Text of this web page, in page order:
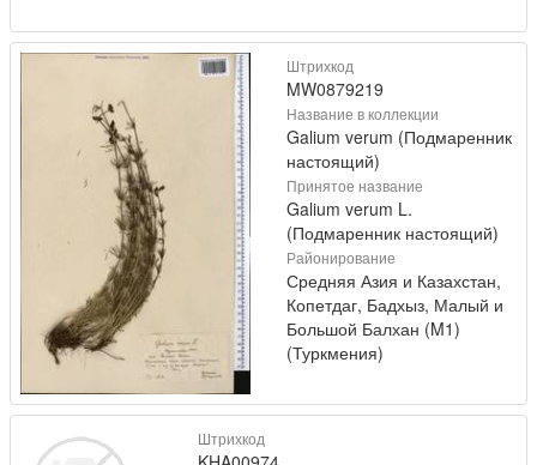
Штрихкод
MW0879219
Название в коллекции
Galium verum (Подмаренник
настоящий)
Принятое название
Galium verum L.
(Подмаренник настоящий)
Районирование
Средняя Азия и Казахстан,
Копетдаг, Бадхыз, Малый и
Большой Балхан (M1)
(Туркмения)
Штрихкод